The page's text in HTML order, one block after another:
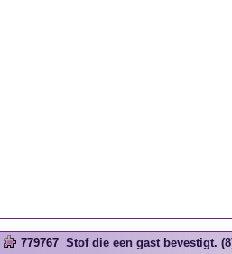
779767 Stof die een gast bevestigt.